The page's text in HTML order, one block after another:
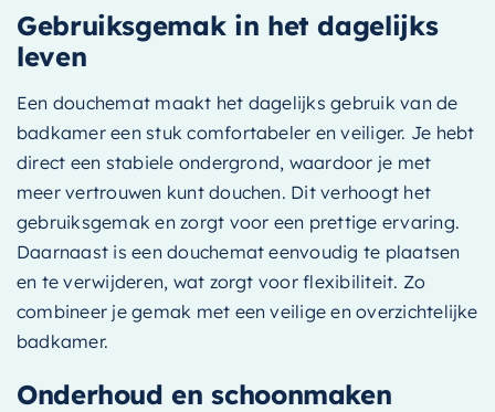
Gebruiksgemak in het dagelijks
leven
Een douchemat maakt het dagelijks gebruik van de
badkamer een stuk comfortabeler en veiliger. Je hebt
direct een stabiele ondergrond, waardoor je met
meer vertrouwen kunt douchen. Dit verhoogt het
gebruiksgemak en zorgt voor een prettige ervaring.
Daarnaast is een douchemat eenvoudig te plaatsen
en te verwijderen, wat zorgt voor flexibiliteit. Zo
combineer je gemak met een veilige en overzichtelijke
badkamer.
Onderhoud en schoonmaken